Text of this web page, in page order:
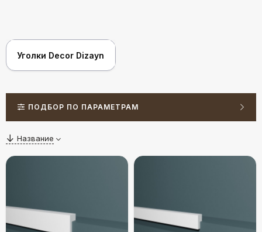
Уголки Decor Dizayn
ПОДБОР ПО ПАРАМЕТРАМ
Название